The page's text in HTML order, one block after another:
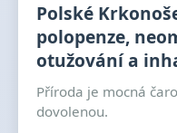
Polské
polopenze,
otužování a
Příroda je mocná
dovolenou.